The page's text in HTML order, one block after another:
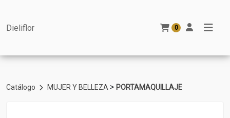
Dieliflor 0
Catálogo MUJER Y BELLEZA > PORTAMAQUILLAJE